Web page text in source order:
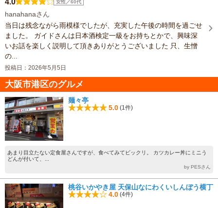
4.0 女性／60代
hanahanaさん
当日は残念ながら雨模様でしたが、充実した午後の時間を過ごせ
ました。 ガイドさんは日本酒検定一級をお持ちとかで、興味深
いお話を楽しく説明して頂きありがとうございました 只、生憎
の...
投稿日：2026年5月5日
大阪市港区のグルメ
麺々亭
5.0 (1件)
あまり目立たない定食屋さんですが、食べてみてビックリ。 カツカレー丼にミニう
どんが付いて、...
by PESさん
桃谷いかやき屋 天保山なにわくいしんぼう横丁
4.0 (4件)